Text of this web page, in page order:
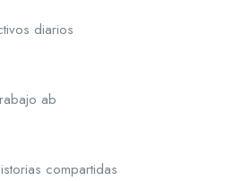
diarios
ab
compartidas